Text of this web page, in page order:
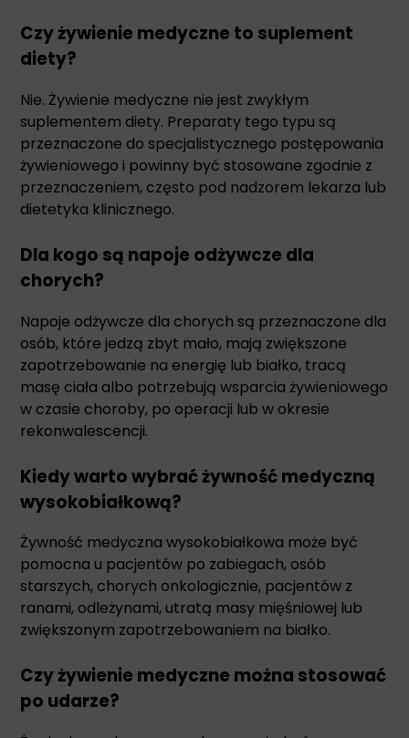
Czy żywienie medyczne to suplement
diety?
Nie. Żywienie medyczne nie jest zwykłym
suplementem diety. Preparaty tego typu są
przeznaczone do specjalistycznego postępowania
żywieniowego i powinny być stosowane zgodnie z
przeznaczeniem, często pod nadzorem lekarza lub
dietetyka klinicznego.
Dla kogo są napoje odżywcze dla
chorych?
Napoje odżywcze dla chorych są przeznaczone dla
osób, które jedzą zbyt mało, mają zwiększone
zapotrzebowanie na energię lub białko, tracą
masę ciała albo potrzebują wsparcia żywieniowego
w czasie choroby, po operacji lub w okresie
rekonwalescencji.
Kiedy warto wybrać żywność medyczną
wysokobiałkową?
Żywność medyczna wysokobiałkowa może być
pomocna u pacjentów po zabiegach, osób
starszych, chorych onkologicznie, pacjentów z
ranami, odleżynami, utratą masy mięśniowej lub
zwiększonym zapotrzebowaniem na białko.
Czy żywienie medyczne można stosować
po udarze?